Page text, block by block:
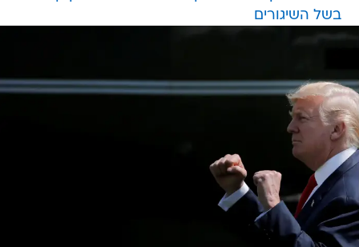
בשל השיגורים